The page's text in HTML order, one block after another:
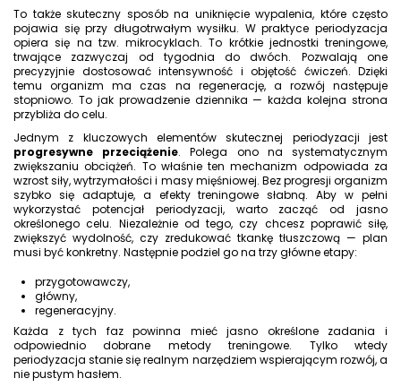
To także skuteczny sposób na uniknięcie wypalenia, które często
pojawia się przy długotrwałym wysiłku. W praktyce periodyzacja
opiera się na tzw. mikrocyklach. To krótkie jednostki treningowe,
trwające zazwyczaj od tygodnia do dwóch. Pozwalają one
precyzyjnie dostosować intensywność i objętość ćwiczeń. Dzięki
temu organizm ma czas na regenerację, a rozwój następuje
stopniowo. To jak prowadzenie dziennika — każda kolejna strona
przybliża do celu.
Jednym z kluczowych elementów skutecznej periodyzacji jest
progresywne przeciążenie. Polega ono na systematycznym
zwiększaniu obciążeń. To właśnie ten mechanizm odpowiada za
wzrost siły, wytrzymałości i masy mięśniowej. Bez progresji organizm
szybko się adaptuje, a efekty treningowe słabną. Aby w pełni
wykorzystać potencjał periodyzacji, warto zacząć od jasno
określonego celu. Niezależnie od tego, czy chcesz poprawić siłę,
zwiększyć wydolność, czy zredukować tkankę tłuszczową — plan
musi być konkretny. Następnie podziel go na trzy główne etapy:
przygotowawczy,
główny,
regeneracyjny.
Każda z tych faz powinna mieć jasno określone zadania i
odpowiednio dobrane metody treningowe. Tylko wtedy
periodyzacja stanie się realnym narzędziem wspierającym rozwój, a
nie pustym hasłem.